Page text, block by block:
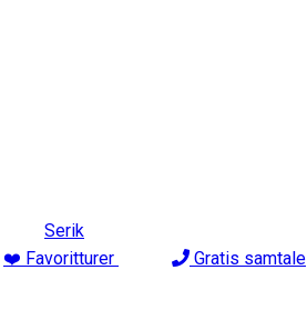
Serik
❤️ Favoritturer Gratis samtale